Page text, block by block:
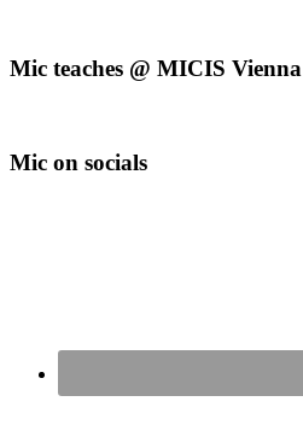
Mic teaches @ MICIS Vienna
Mic on socials